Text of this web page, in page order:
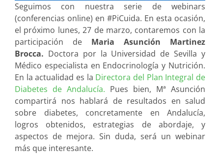
Seguimos con nuestra serie de webinars
(conferencias online) en #PiCuida. En esta ocasión,
el próximo lunes, 27 de marzo, contaremos con la
participación de Maria Asunción Martinez
Brocca. Doctora por la Universidad de Sevilla y
Médico especialista en Endocrinología y Nutrición.
En la actualidad es la Directora del Plan Integral de
Diabetes de Andalucía. Pues bien, Mª Asunción
compartirá nos hablará de resultados en salud
sobre diabetes, concretamente en Andalucía,
logros obtenidos, estrategias de abordaje, y
aspectos de mejora. Sin duda, será un webinar
más que interesante.